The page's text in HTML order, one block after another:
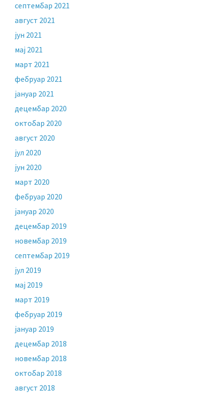
септембар 2021
август 2021
јун 2021
мај 2021
март 2021
фебруар 2021
јануар 2021
децембар 2020
октобар 2020
август 2020
јул 2020
јун 2020
март 2020
фебруар 2020
јануар 2020
децембар 2019
новембар 2019
септембар 2019
јул 2019
мај 2019
март 2019
фебруар 2019
јануар 2019
децембар 2018
новембар 2018
октобар 2018
август 2018